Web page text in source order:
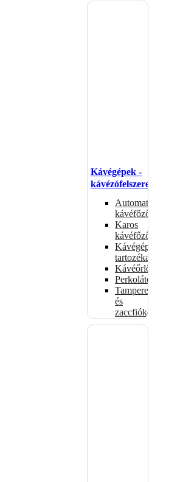
Kávégépek -
kávézófelszerelés
Automata
kávéfőzők
Karos
kávéfőzők
Kávégépek
tartozékai
Kávéőrlők
Perkolátorok
Tamperek
és
zaccfiókok